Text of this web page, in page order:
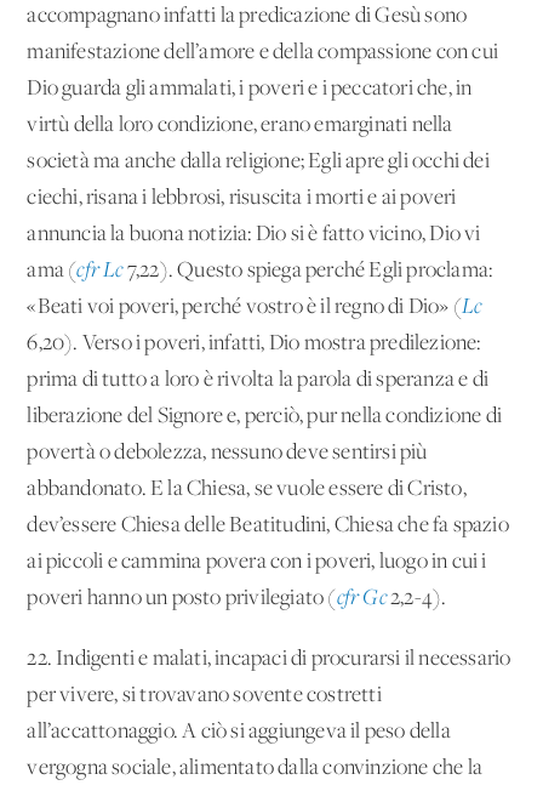
accompagnano infatti la predicazione di Gesù sono
manifestazione dell’amore e della compassione con cui
Dio guarda gli ammalati, i poveri e i peccatori che, in
virtù della loro condizione, erano emarginati nella
società ma anche dalla religione; Egli apre gli occhi dei
ciechi, risana i lebbrosi, risuscita i morti e ai poveri
annuncia la buona notizia: Dio si è fatto vicino, Dio vi
ama (cfr Lc7,22). Questo spiega perché Egli proclama:
«Beati voi poveri, perché vostro è il regno di Dio» (Lc
6,20). Verso i poveri, infatti, Dio mostra predilezione:
prima di tutto a loro è rivolta la parola di speranza e di
liberazione del Signore e, perciò, pur nella condizione di
povertà o debolezza, nessuno deve sentirsi più
abbandonato. E la Chiesa, se vuole essere di Cristo,
dev’essere Chiesa delle Beatitudini, Chiesa che fa spazio
ai piccoli e cammina povera con i poveri, luogo in cui i
poveri hanno un posto privilegiato (cfr Gc2,2-4).
22. Indigenti e malati, incapaci di procurarsi il necessario
per vivere, si trovavano sovente costretti
all’accattonaggio. A ciò si aggiungeva il peso della
vergogna sociale, alimentato dalla convinzione che la